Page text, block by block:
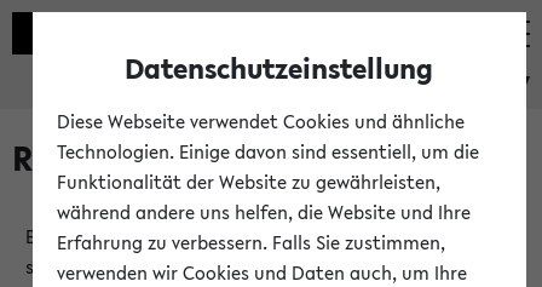
eKVV
Raumänderungen
Es wurden keine Raumänderungen an jetzt
stattfindenden Veranstaltungen gefunden!
Datenschutzeinstellung
Diese Webseite verwendet Cookies und ähnliche
Technologien. Einige davon sind essentiell, um die
Funktionalität der Website zu gewährleisten,
während andere uns helfen, die Website und Ihre
Erfahrung zu verbessern. Falls Sie zustimmen,
verwenden wir Cookies und Daten auch, um Ihre